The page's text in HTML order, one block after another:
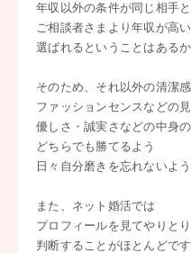
年収以外の条件が同じ相手と
ご相談者さまより年収が高
選ばれるということはある
そのため、それ以外の清潔
ファッションセンスなどの
優しさ・誠実さなどの中身の
どちらでも勝てるよう
日々自分磨きを忘れないよ
また、ネット婚活では
プロフィールを見てやりと
判断することがほとんどです